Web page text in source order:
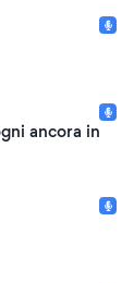
ancora in